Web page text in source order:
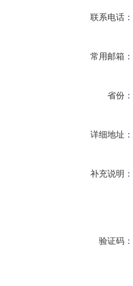
联系电话：
常用邮箱：
省份：
详细地址：
补充说明：
验证码：